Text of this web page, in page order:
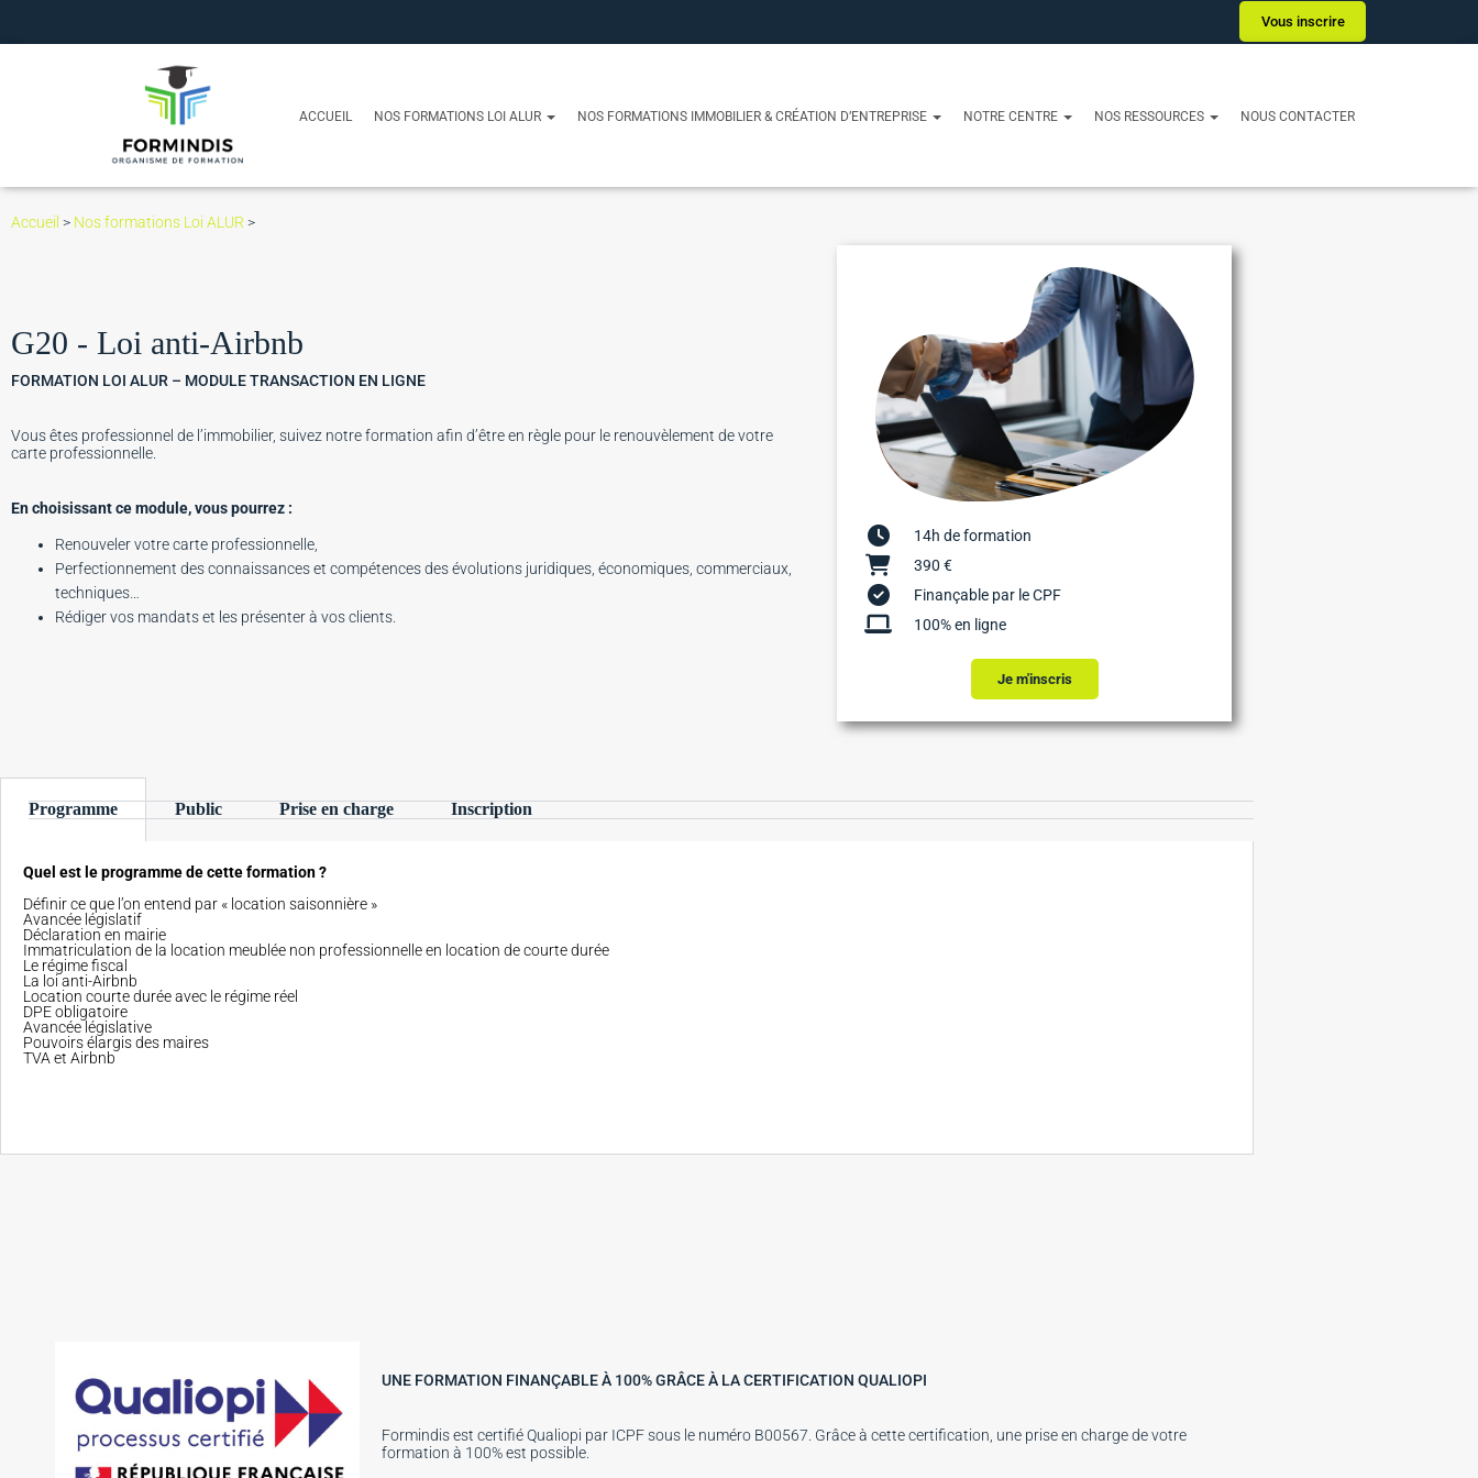
Vous inscrire
ACCUEIL NOS FORMATIONS LOI ALUR NOS FORMATIONS IMMOBILIER & CRÉATION D’ENTREPRISE NOTRE CENTRE NOS RESSOURCES NOUS CONTACTER
Accueil > Nos formations Loi ALUR >
G20 - Loi anti-Airbnb
FORMATION LOI ALUR – MODULE TRANSACTION EN LIGNE
Vous êtes professionnel de l’immobilier, suivez notre formation afin d’être en règle pour le renouvèlement de votre
carte professionnelle.
En choisissant ce module, vous pourrez :
Renouveler votre carte professionnelle,
Perfectionnement des connaissances et compétences des évolutions juridiques, économiques, commerciaux,
techniques…
Rédiger vos mandats et les présenter à vos clients.
14h de formation
390 €
Finançable par le CPF
100% en ligne
Je m'inscris
Programme Public Prise en charge Inscription
Quel est le programme de cette formation ?
Définir ce que l’on entend par « location saisonnière »
Avancée législatif
Déclaration en mairie
Immatriculation de la location meublée non professionnelle en location de courte durée
Le régime fiscal
La loi anti-Airbnb
Location courte durée avec le régime réel
DPE obligatoire
Avancée législative
Pouvoirs élargis des maires
TVA et Airbnb
UNE FORMATION FINANÇABLE À 100% GRÂCE À LA CERTIFICATION QUALIOPI
Formindis est certifié Qualiopi par ICPF sous le numéro B00567. Grâce à cette certification, une prise en charge de votre
formation à 100% est possible.